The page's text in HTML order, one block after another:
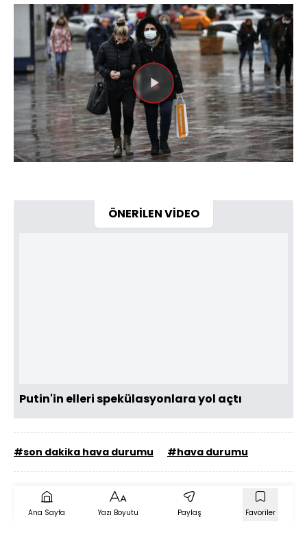
Videoyu
Oynat
ÖNERİLEN VİDEO
Putin'in elleri spekülasyonlara yol açtı
#son dakika hava durumu #hava durumu
Ana Sayfa Yazı Boyutu Paylaş Favoriler